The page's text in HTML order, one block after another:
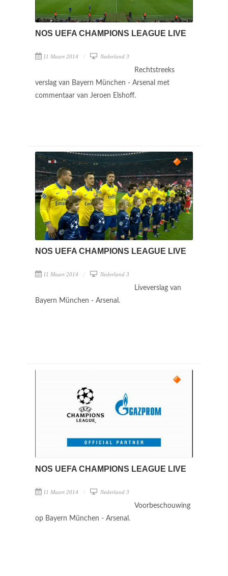
NOS UEFA CHAMPIONS LEAGUE LIVE
11 Maart 2014 Nederland 3
Rechtstreeks
verslag van Bayern München - Arsenal met
commentaar van Jeroen Elshoff.
NOS UEFA CHAMPIONS LEAGUE LIVE
11 Maart 2014 Nederland 3
Liveverslag van
Bayern München - Arsenal.
NOS UEFA CHAMPIONS LEAGUE LIVE
11 Maart 2014 Nederland 3
Voorbeschouwing
op Bayern München - Arsenal.